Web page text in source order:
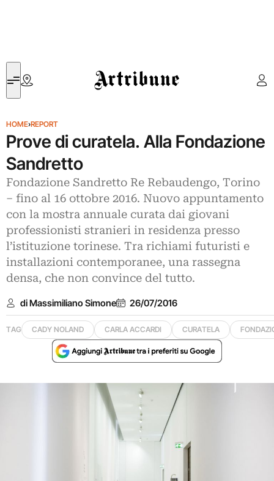
Artribune
HOME›REPORT
Prove di curatela. Alla Fondazione
Sandretto
Fondazione Sandretto Re Rebaudengo, Torino
– fino al 16 ottobre 2016. Nuovo appuntamento
con la mostra annuale curata dai giovani
professionisti stranieri in residenza presso
l’istituzione torinese. Tra richiami futuristi e
installazioni contemporanee, una rassegna
densa, che non convince del tutto.
di Massimiliano Simone 26/07/2016
TAG CADY NOLAND CARLA ACCARDI CURATELA